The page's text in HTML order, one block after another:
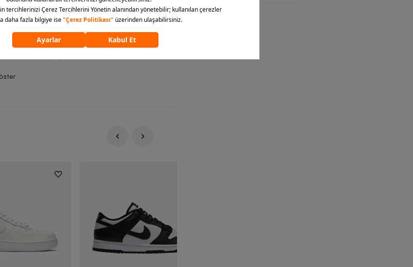
Çocuk Halı Saha Ayakkabı, çocuğunuzun futbol
tasarlanmıştır. Eğer çocuğunuz hızını ve oyun
avantajlarıyla hemen sipariş verebilirsiniz.